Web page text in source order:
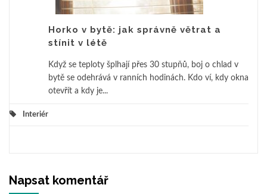
Horko v bytě: jak správně větrat a
stínit v létě
Když se teploty šplhají přes 30 stupňů, boj o chlad v
bytě se odehrává v ranních hodinách. Kdo ví, kdy okna
otevřít a kdy je...
Interiér
Napsat komentář